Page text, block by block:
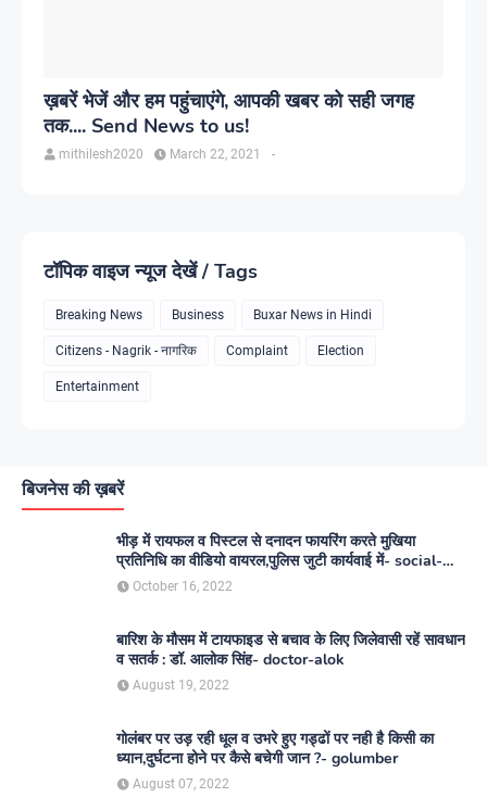
ख़बरें भेजें और हम पहुंचाएंगे, आपकी खबर को सही जगह
तक.... Send News to us!
mithilesh2020 -
March 22, 2021
टॉपिक वाइज न्यूज देखें / Tags
Breaking News Business Buxar News in Hindi
Citizens - Nagrik - नागरिक Complaint Election
Entertainment
बिजनेस की ख़बरें
भीड़ में रायफल व पिस्टल से दनादन फायरिंग करते मुखिया
प्रतिनिधि का वीडियो वायरल,पुलिस जुटी कार्यवाई में- social-
media
October 16, 2022
बारिश के मौसम में टायफाइड से बचाव के लिए जिलेवासी रहें सावधान
व सतर्क : डॉ. आलोक सिंह- doctor-alok
August 19, 2022
गोलंबर पर उड़ रही धूल व उभरे हुए गड्ढों पर नही है किसी का
ध्यान,दुर्घटना होने पर कैसे बचेगी जान ?- golumber
August 07, 2022